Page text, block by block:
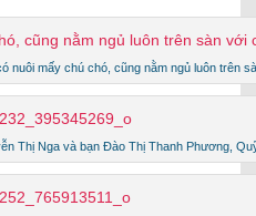
nuôi mấy chú chó, cũng nằm ngủ luôn trên
Thị Nga và bạn Đào Thị Thanh Phương,